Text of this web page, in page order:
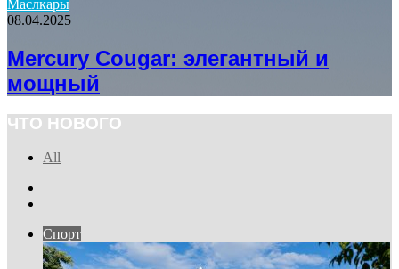
Маслкары
08.04.2025
Mercury Cougar: элегантный и
мощный
ЧТО НОВОГО
All
Спорт